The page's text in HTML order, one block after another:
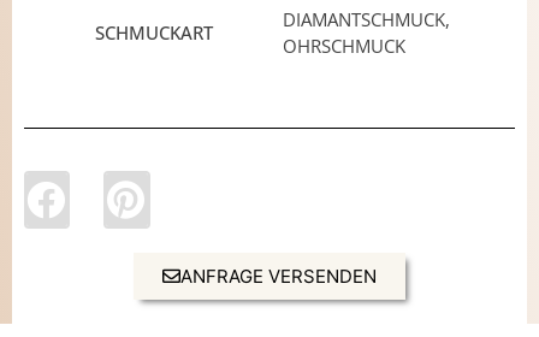
SCHMUCKART
DIAMANTSCHMUCK,
OHRSCHMUCK
ANFRAGE VERSENDEN